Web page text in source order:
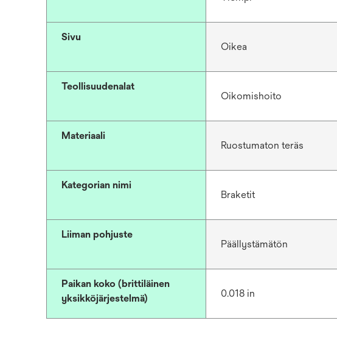
Sivu
Oikea
Teollisuudenalat
Oikomishoito
Materiaali
Ruostumaton teräs
Kategorian nimi
Braketit
Liiman pohjuste
Päällystämätön
Paikan koko (brittiläinen
yksikköjärjestelmä)
0.018 in